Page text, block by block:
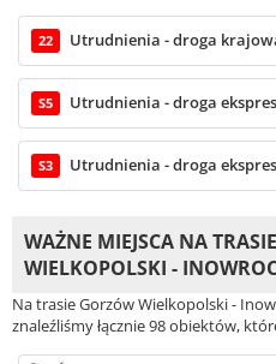
22 Utrudnienia - droga
S5 Utrudnienia - droga
S3 Utrudnienia - droga
WAŻNE MIEJSCA NA
WIELKOPOLSKI -
Na trasie Gorzów Wielkopolski -
znaleźliśmy łącznie 98 obiektów,